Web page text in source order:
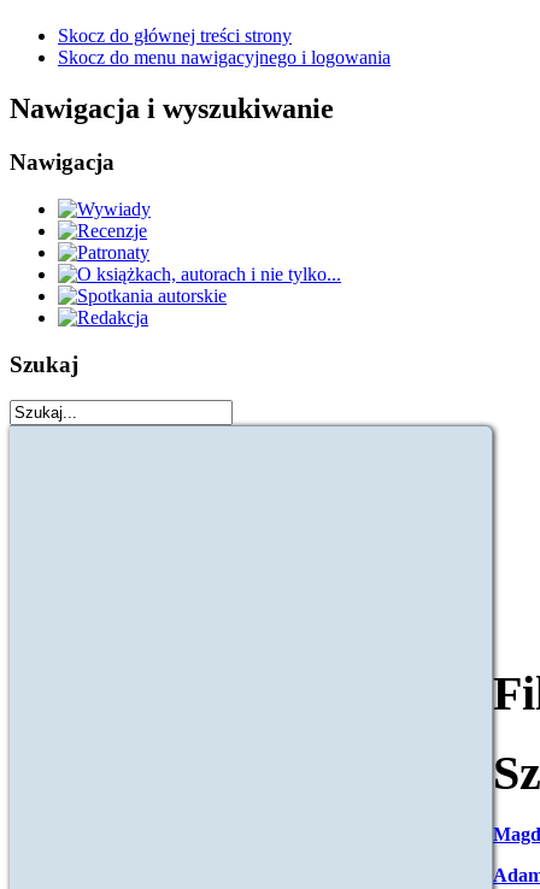
Skocz do głównej treści strony
Skocz do menu nawigacyjnego i logowania
Nawigacja i wyszukiwanie
Nawigacja
Szukaj